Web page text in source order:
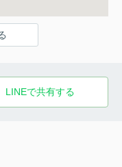
LINEで共有する